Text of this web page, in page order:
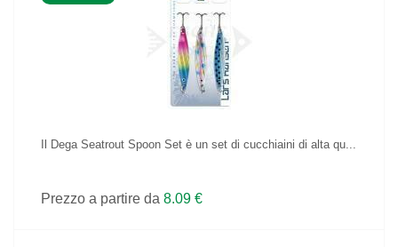
VEDI IL PRODOTTO
Il Dega Seatrout Spoon Set è un set di cucchiaini di alta qu...
Prezzo a partire da 8.09 €